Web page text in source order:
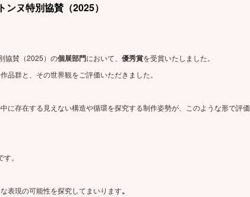
ヌ特別協賛（2025）
協賛（2025）の個展部門において、 優秀賞を受賞いたしました。
群と、その世界観をご評価いただきました。
に存在する見えない構造や循環を探究する制作姿勢が、このような形で評価
。
表現の可能性を探究してまいります。